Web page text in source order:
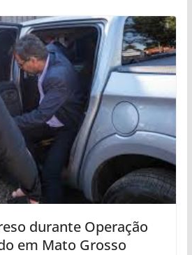
durante Operação
em Mato Grosso